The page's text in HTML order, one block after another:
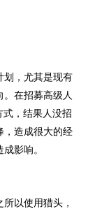
划，尤其是现有
在招募高级人
式，结果人没招
，造成很大的经
影响。
以使用猎头，